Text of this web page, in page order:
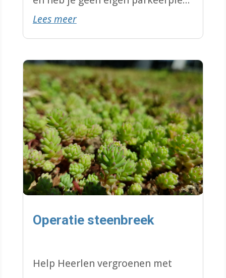
Ontdek wat er mogelijk is.
Lees meer
Operatie steenbreek
Help Heerlen vergroenen met